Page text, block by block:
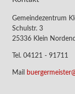
Gemeindezentrum
Schulstr. 3
25336 Klein
Tel. 04121 - 91711
Mail